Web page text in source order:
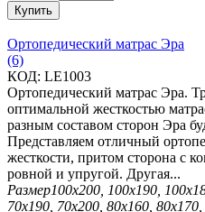
Купить
Ортопедический матрас Эра
(6)
КОД: LE1003
Ортопедический матрас Эра.
оптимальной жесткостью
разным составом сторон Эра
Представляем отличный
жесткости, притом сторона с
ровной и упругой. Другая...
Размер100х200, 100х190,
70х190, 70х200, 80х160,